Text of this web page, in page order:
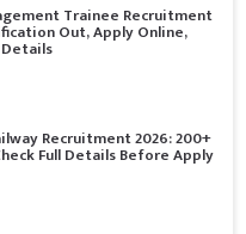
Trainee Recruitment
Out, Apply Online,
Details
Recruitment 2026: 200+
Full Details Before Apply